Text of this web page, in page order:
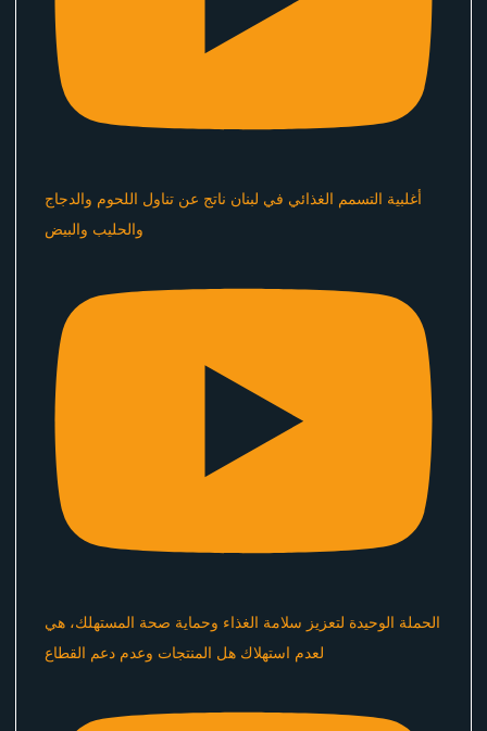
أغلبية التسمم الغذائي في لبنان ناتج عن تناول اللحوم والدجاج
والحليب والبيض
الحملة الوحيدة لتعزيز سلامة الغذاء وحماية صحة المستهلك، هي
لعدم استهلاك هل المنتجات وعدم دعم القطاع